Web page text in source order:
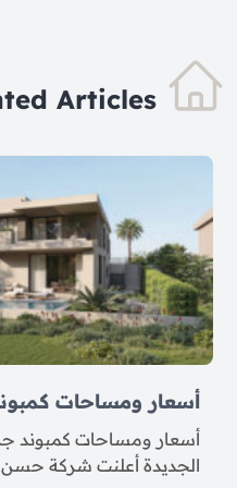
Articles
أسعار ومساحات
أسعار ومساحات كمبوند
الجديدة أعلنت شركة حسن